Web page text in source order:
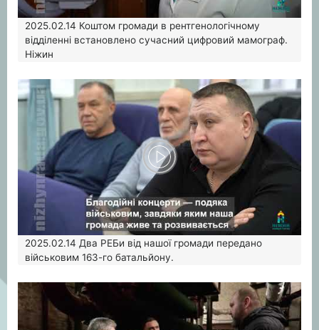
2025.02.14 Коштом громади в рентгенологічному
відділенні встановлено сучасний цифровий мамограф.
Ніжин
2025.02.14 Два РЕБи від нашої громади передано
військовим 163-го батальйону.